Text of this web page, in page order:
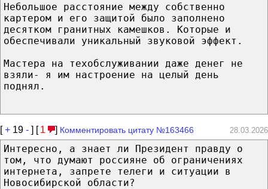
Небольшое расстояние между собственно
картером и его защитой было заполнено
десятком гранитных камешков. Которые и
обеспечивали уникальный звуковой эффект.
Мастера на техобслуживании даже денег не
взяли- я им настроение на целый день
поднял.
[+ 19 - ] [ 1 ] Комментировать цитату №163466 28.03.2026
Интересно, а знает ли Президент правду о
том, что думают россияне об ограничениях
интернета, запрете телеги и ситуации в
Новосибирской области?